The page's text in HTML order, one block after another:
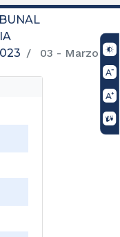
03 - Marzo